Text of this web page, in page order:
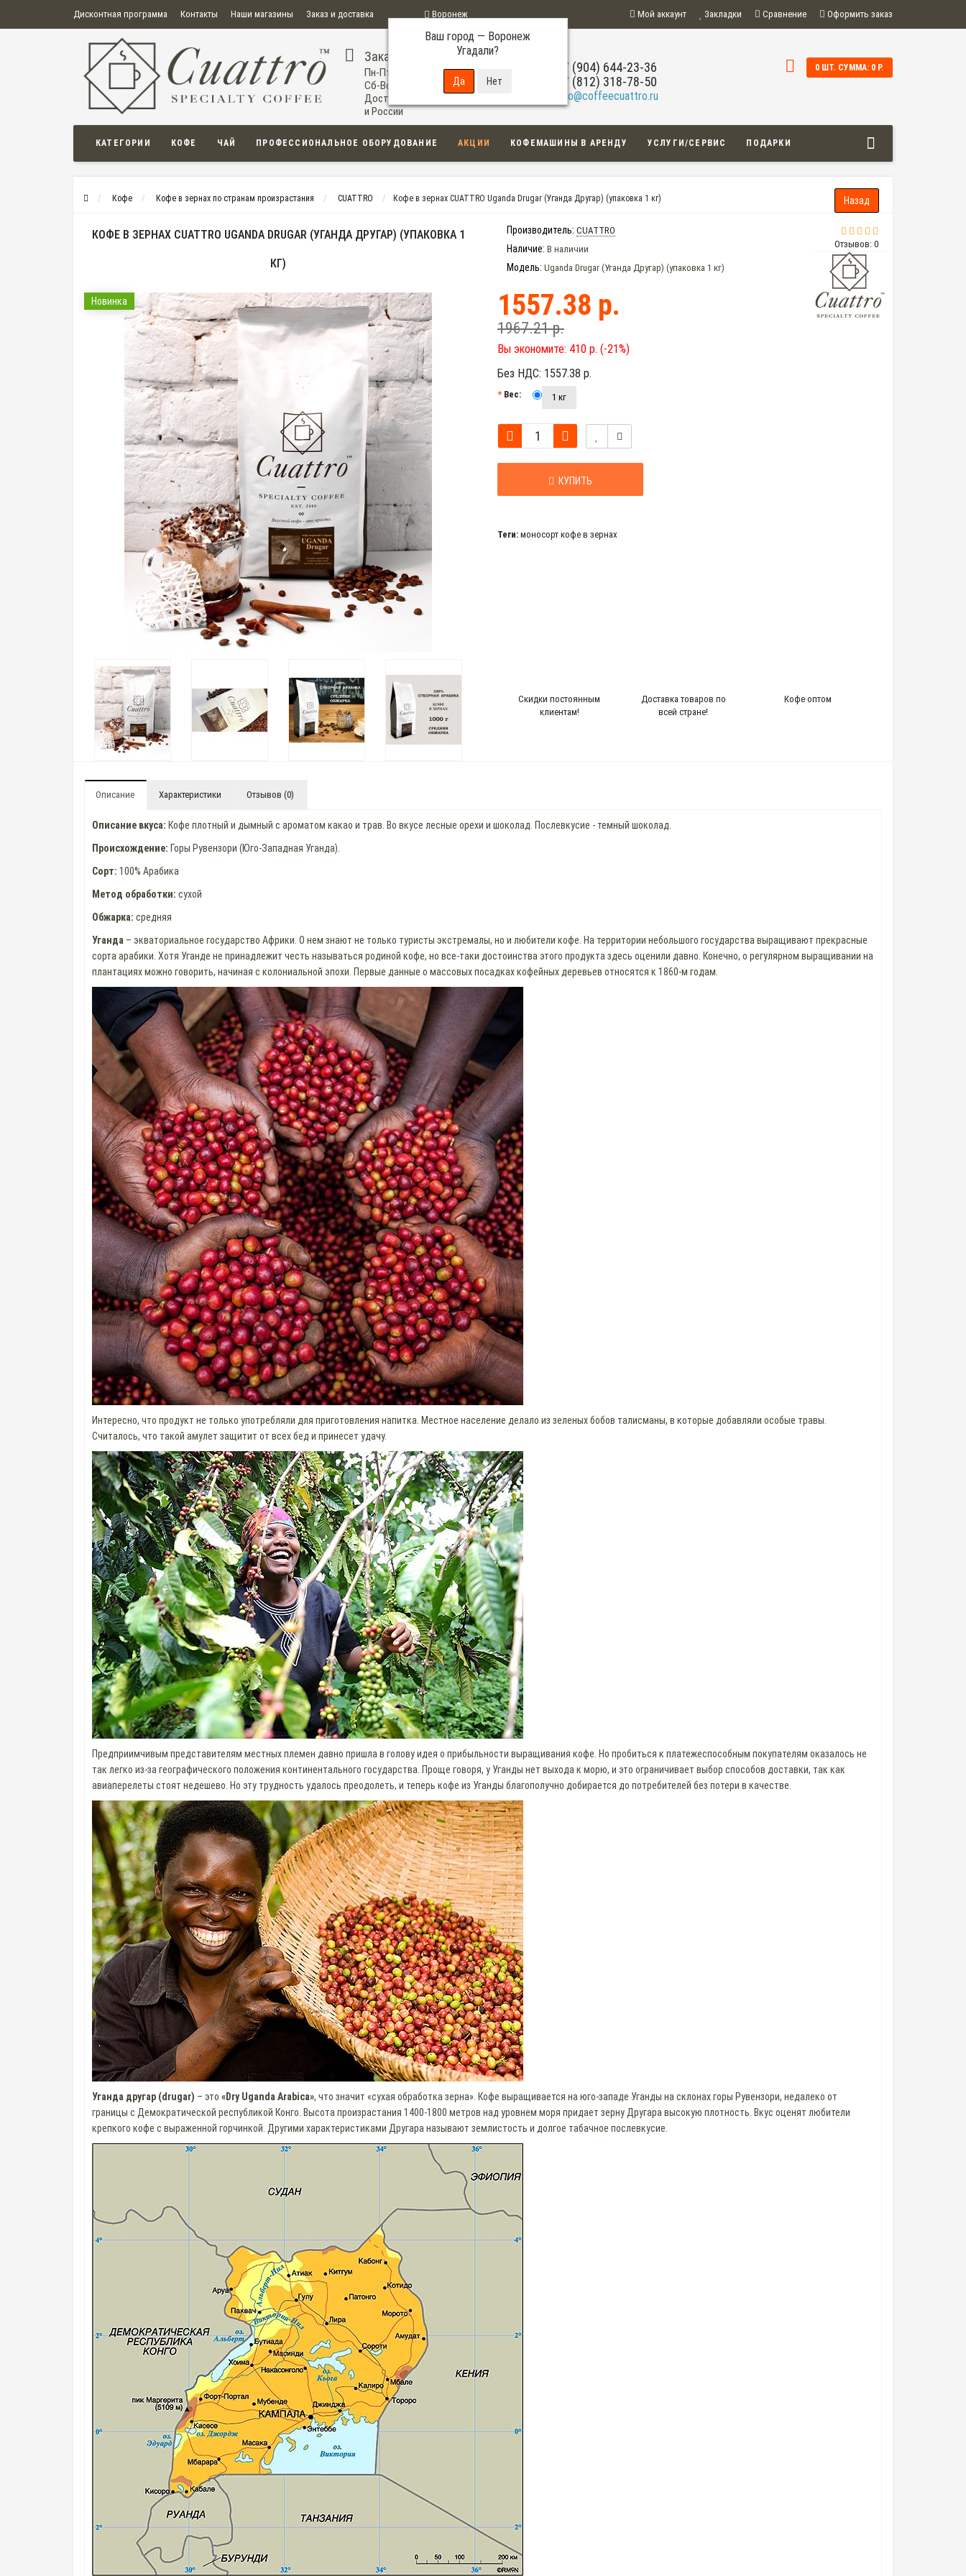
Дисконтная программа Контакты Наши магазины Заказ и доставка
О нас Оплата Правила продажи товаров
Политика конфиденциальности
Политика в отношении обработки персональных данных
Пользовательское соглашение
Воронеж
Ваш город — Воронеж
Угадали?
Мой аккаунт Закладки Сравнение Оформить заказ
Заказ по телефону
Пн-Пт: 09:00-20:00
Сб-Вс: 11:00-18:00
Доставка по Воронежу
и России
+7 (904) 644-23-36
+7 (812) 318-78-50
info@coffeecuattro.ru
0 ШТ. СУММА: 0 Р.
КАТЕГОРИИ КОФЕ ЧАЙ ПРОФЕССИОНАЛЬНОЕ ОБОРУДОВАНИЕ АКЦИИ КОФЕМАШИНЫ В АРЕНДУ УСЛУГИ/СЕРВИС ПОДАРКИ
Кофе Кофе в зернах по странам произрастания CUATTRO Кофе в зернах CUATTRO Uganda Drugar (Уганда Другар) (упаковка 1 кг)
КОФЕ В ЗЕРНАХ CUATTRO UGANDA DRUGAR (УГАНДА ДРУГАР) (УПАКОВКА 1
КГ)
Новинка
Отзывов: 0
Производитель: CUATTRO
Наличие: В наличии
Модель: Uganda Drugar (Уганда Другар) (упаковка 1 кг)
1557.38 р.
1967.21 р.
Вы экономите: 410 р. (-21%)
Без НДС: 1557.38 р.
Вес: 1 кг
КУПИТЬ
Теги: моносорт кофе в зернах
Скидки постоянным
клиентам!
Доставка товаров по
всей стране!
Кофе оптом
Описание Характеристики Отзывов (0)
Описание вкуса: Кофе плотный и дымный с ароматом какао и трав. Во вкусе лесные орехи и шоколад. Послевкусие - темный шоколад.
Происхождение: Горы Рувензори (Юго-Западная Уганда).
Сорт: 100% Арабика
Метод обработки: сухой
Обжарка: средняя
Уганда – экваториальное государство Африки. О нем знают не только туристы экстремалы, но и любители кофе. На территории небольшого государства выращивают прекрасные
сорта арабики. Хотя Уганде не принадлежит честь называться родиной кофе, но все-таки достоинства этого продукта здесь оценили давно. Конечно, о регулярном выращивании на
плантациях можно говорить, начиная с колониальной эпохи. Первые данные о массовых посадках кофейных деревьев относятся к 1860-м годам.
Интересно, что продукт не только употребляли для приготовления напитка. Местное население делало из зеленых бобов талисманы, в которые добавляли особые травы.
Считалось, что такой амулет защитит от всех бед и принесет удачу.
Предприимчивым представителям местных племен давно пришла в голову идея о прибыльности выращивания кофе. Но пробиться к платежеспособным покупателям оказалось не
так легко из-за географического положения континентального государства. Проще говоря, у Уганды нет выхода к морю, и это ограничивает выбор способов доставки, так как
авиаперелеты стоят недешево. Но эту трудность удалось преодолеть, и теперь кофе из Уганды благополучно добирается до потребителей без потери в качестве.
Уганда другар (drugar) – это «Dry Uganda Arabica», что значит «сухая обработка зерна». Кофе выращивается на юго-западе Уганды на склонах горы Рувензори, недалеко от
границы с Демократической республикой Конго. Высота произрастания 1400-1800 метров над уровнем моря придает зерну Другара высокую плотность. Вкус оценят любители
крепкого кофе с выраженной горчинкой. Другими характеристиками Другара называют землистость и долгое табачное послевкусие.